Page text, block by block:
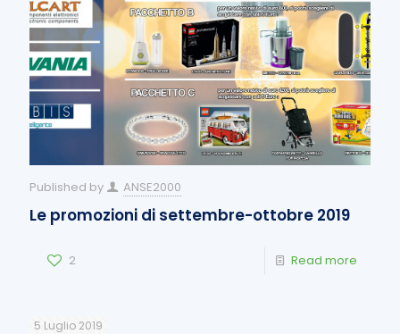
Published by ANSE2000
Le promozioni di settembre-ottobre 2019
2 Read more
5 Luglio 2019